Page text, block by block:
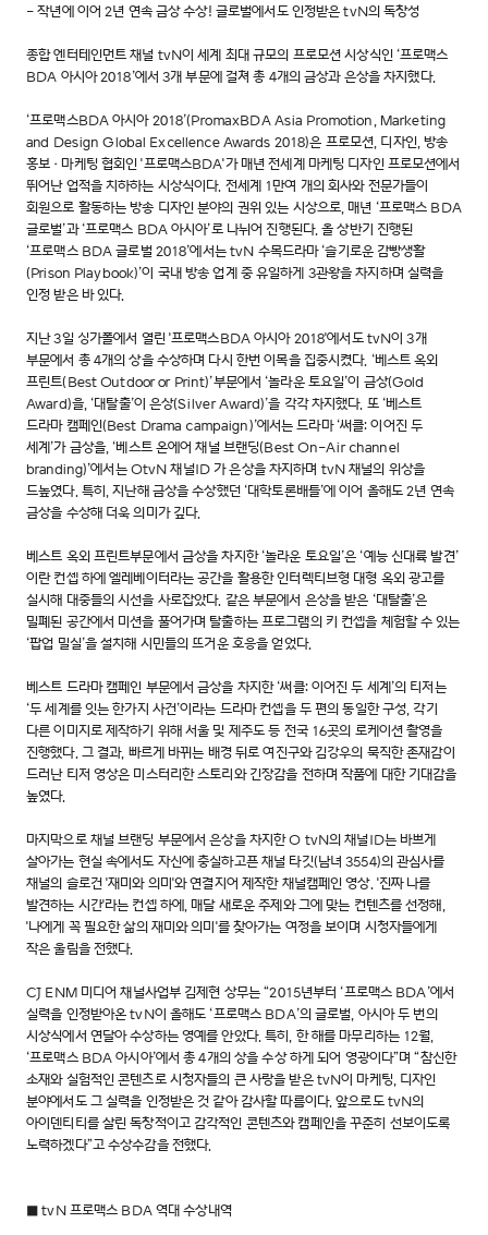
- 작년에 이어 2년 연속 금상 수상! 글로벌에서도 인정받은 tvN의 독창성
종합 엔터테인먼트 채널 tvN이 세계 최대 규모의 프로모션 시상식인 ‘프로맥스
BDA 아시아 2018’에서 3개 부문에 걸쳐 총 4개의 금상과 은상을 차지했다.
‘프로맥스BDA 아시아 2018’(PromaxBDA Asia Promotion, Marketing
and Design Global Excellence Awards 2018)은 프로모션, 디자인, 방송
홍보·마케팅 협회인 '프로맥스BDA'가 매년 전세계 마케팅 디자인 프로모션에서
뛰어난 업적을 치하하는 시상식이다. 전세계 1만여 개의 회사와 전문가들이
회원으로 활동하는 방송 디자인 분야의 권위 있는 시상으로, 매년 ‘프로맥스 BDA
글로벌’과 ‘프로맥스 BDA 아시아’로 나뉘어 진행된다. 올 상반기 진행된
‘프로맥스 BDA 글로벌 2018’에서는 tvN 수목드라마 ‘슬기로운 감빵생활
(Prison Playbook)’이 국내 방송 업계 중 유일하게 3관왕을 차지하며 실력을
인정 받은 바 있다.
지난 3일 싱가폴에서 열린 '프로맥스BDA 아시아 2018'에서도 tvN이 3개
부문에서 총 4개의 상을 수상하며 다시 한번 이목을 집중시켰다. ‘베스트 옥외
프린트(Best Outdoor or Print)’부문에서 ‘놀라운 토요일’이 금상(Gold
Award)을, ‘대탈출’이 은상(Silver Award)’을 각각 차지했다. 또 ‘베스트
드라마 캠페인(Best Drama campaign)’에서는 드라마 ‘써클: 이어진 두
세계’가 금상을, ‘베스트 온에어 채널 브랜딩(Best On-Air channel
branding)’에서는 OtvN 채널ID 가 은상을 차지하며 tvN 채널의 위상을
드높였다. 특히, 지난해 금상을 수상했던 ‘대학토론배틀’에 이어 올해도 2년 연속
금상을 수상해 더욱 의미가 깊다.
베스트 옥외 프린트부문에서 금상을 차지한 ‘놀라운 토요일’은 ‘예능 신대륙 발견’
이란 컨셉 하에 엘레베이터라는 공간을 활용한 인터렉티브형 대형 옥외 광고를
실시해 대중들의 시선을 사로잡았다. 같은 부문에서 은상을 받은 ‘대탈출’은
밀폐된 공간에서 미션을 풀어가며 탈출하는 프로그램의 키 컨셉을 체험할 수 있는
‘팝업 밀실’을 설치해 시민들의 뜨거운 호응을 얻었다.
베스트 드라마 캠페인 부문에서 금상을 차지한 ‘써클: 이어진 두 세계’의 티저는
‘두 세계를 잇는 한가지 사건’이라는 드라마 컨셉을 두 편의 동일한 구성, 각기
다른 이미지로 제작하기 위해 서울 및 제주도 등 전국 16곳의 로케이션 촬영을
진행했다. 그 결과, 빠르게 바뀌는 배경 뒤로 여진구와 김강우의 묵직한 존재감이
드러난 티저 영상은 미스터리한 스토리와 긴장감을 전하며 작품에 대한 기대감을
높였다.
마지막으로 채널 브랜딩 부문에서 은상을 차지한 O tvN의 채널ID는 바쁘게
살아가는 현실 속에서도 자신에 충실하고픈 채널 타깃(남녀 3554)의 관심사를
채널의 슬로건 '재미와 의미'와 연결지어 제작한 채널캠페인 영상. '진짜 나를
발견하는 시간'라는 컨셉 하에, 매달 새로운 주제와 그에 맞는 컨텐츠를 선정해,
'나에게 꼭 필요한 삶의 재미와 의미'를 찾아가는 여정을 보이며 시청자들에게
작은 울림을 전했다.
CJ ENM 미디어 채널사업부 김제현 상무는 “2015년부터 ‘프로맥스 BDA’에서
실력을 인정받아온 tvN이 올해도 ‘프로맥스 BDA’의 글로벌, 아시아 두 번의
시상식에서 연달아 수상하는 영예를 안았다. 특히, 한 해를 마무리하는 12월,
‘프로맥스 BDA 아시아’에서 총 4개의 상을 수상 하게 되어 영광이다”며 “참신한
소재와 실험적인 콘텐츠로 시청자들의 큰 사랑을 받은 tvN이 마케팅, 디자인
분야에서도 그 실력을 인정받은 것 같아 감사할 따름이다. 앞으로도 tvN의
아이덴티티를 살린 독창적이고 감각적인 콘텐츠와 캠페인을 꾸준히 선보이도록
노력하겠다”고 수상수감을 전했다.
■ tvN 프로맥스 BDA 역대 수상내역